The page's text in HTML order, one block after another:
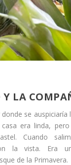
Y LA
se auspiciaría
casa era linda,
Cuando
la vista. Era
de la Primavera.